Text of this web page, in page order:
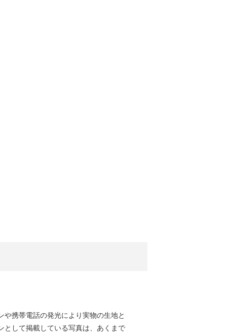
携帯電話の発光により実物の生地と
として掲載している写真は、あくまで